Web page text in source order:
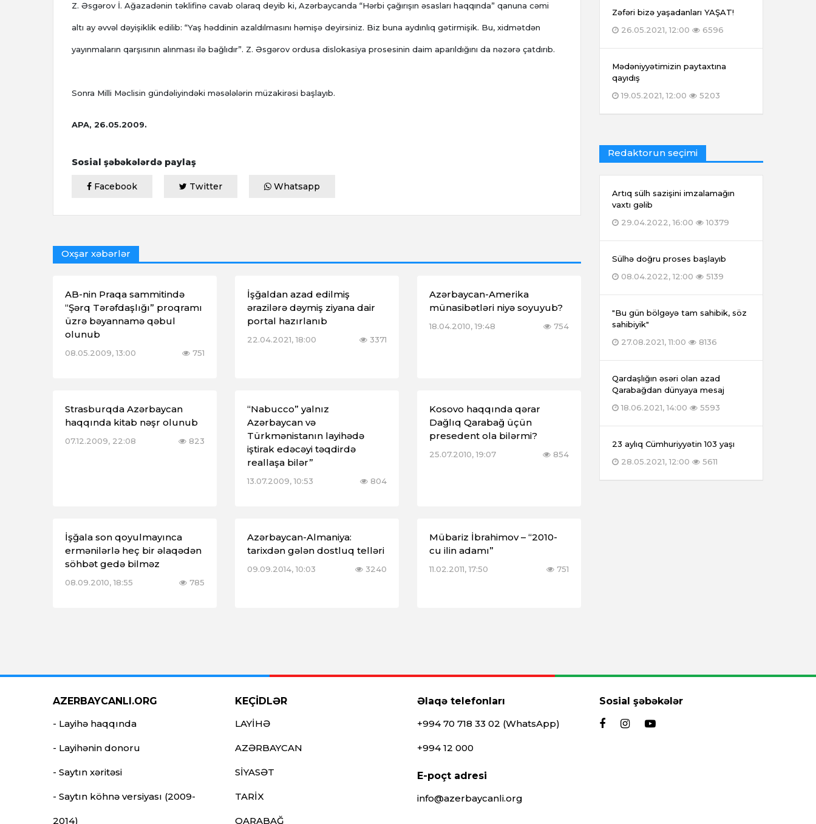
Z. Əsgərov İ. Ağazadənin təklifinə cavab olaraq deyib ki, Azərbaycanda “Hərbi çağırışın əsasları haqqında” qanuna cəmi
altı ay əvvəl dəyişiklik edilib: “Yaş həddinin azaldılmasını həmişə deyirsiniz. Biz buna aydınlıq gətirmişik. Bu, xidmətdən
yayınmaların qarşısının alınması ilə bağlıdır”. Z. Əsgərov ordusa dislokasiya prosesinin daim aparıldığını da nəzərə çatdırıb.
Sonra Milli Məclisin gündəliyindəki məsələlərin müzakirəsi başlayıb.
APA, 26.05.2009.
Sosial şəbəkələrdə paylaş
Facebook Twitter Whatsapp
Oxşar xəbərlər
AB-nin Praqa sammitində
“Şərq Tərəfdaşlığı” proqramı
üzrə bəyannamə qəbul
olunub
08.05.2009, 13:00 751
İşğaldan azad edilmiş
ərazilərə dəymiş ziyana dair
portal hazırlanıb
22.04.2021, 18:00 3371
Azərbaycan-Amerika
münasibətləri niyə soyuyub?
18.04.2010, 19:48 754
Strasburqda Azərbaycan
haqqında kitab nəşr olunub
07.12.2009, 22:08 823
“Nabucco” yalnız
Azərbaycan və
Türkmənistanın layihədə
iştirak edəcəyi təqdirdə
reallaşa bilər”
13.07.2009, 10:53 804
Kosovo haqqında qərar
Dağlıq Qarabağ üçün
presedent ola bilərmi?
25.07.2010, 19:07 854
İşğala son qoyulmayınca
ermənilərlə heç bir əlaqədən
söhbət gedə bilməz
08.09.2010, 18:55 785
Azərbaycan-Almaniya:
tarixdən gələn dostluq telləri
09.09.2014, 10:03 3240
Mübariz İbrahimov – “2010-
cu ilin adamı”
11.02.2011, 17:50 751
Zəfəri bizə yaşadanları YAŞAT!
26.05.2021, 12:00
6596
Mədəniyyətimizin paytaxtına
qayıdış
19.05.2021, 12:00
5203
Redaktorun seçimi
Artıq sülh sazişini imzalamağın
vaxtı gəlib
29.04.2022, 16:00
10379
Sülhə doğru proses başlayıb
08.04.2022, 12:00
5139
"Bu gün bölgəyə tam sahibik, söz
sahibiyik"
27.08.2021, 11:00
8136
Qardaşlığın əsəri olan azad
Qarabağdan dünyaya mesaj
18.06.2021, 14:00
5593
23 aylıq Cümhuriyyətin 103 yaşı
28.05.2021, 12:00
5611
AZERBAYCANLI.ORG
- Layihə haqqında
- Layihənin donoru
- Saytın xəritəsi
- Saytın köhnə versiyası (2009-
2014)
KEÇİDLƏR
LAYİHƏ
AZƏRBAYCAN
SİYASƏT
TARİX
QARABAĞ
Əlaqə telefonları
+994 70 718 33 02 (WhatsApp)
+994 12 000
E-poçt adresi
info@azerbaycanli.org
Sosial şəbəkələr